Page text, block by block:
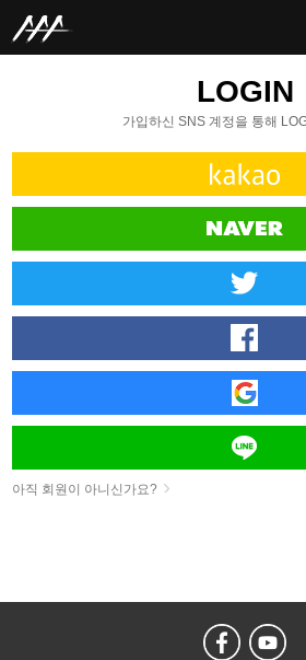
LOGIN
가입하신 SNS 계정을 통해
아직 회원이 아니신가요?